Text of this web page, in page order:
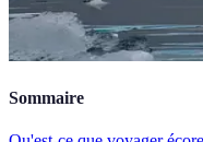
Sommaire